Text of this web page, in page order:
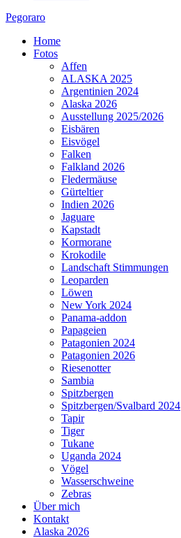
Pegoraro
Home
Fotos
Affen
ALASKA 2025
Argentinien 2024
Alaska 2026
Ausstellung 2025/2026
Eisbären
Eisvögel
Falken
Falkland 2026
Fledermäuse
Gürteltier
Indien 2026
Jaguare
Kapstadt
Kormorane
Krokodile
Landschaft Stimmungen
Leoparden
Löwen
New York 2024
Panama-addon
Papageien
Patagonien 2024
Patagonien 2026
Riesenotter
Sambia
Spitzbergen
Spitzbergen/Svalbard 2024
Tapir
Tiger
Tukane
Uganda 2024
Vögel
Wasserschweine
Zebras
Über mich
Kontakt
Alaska 2026